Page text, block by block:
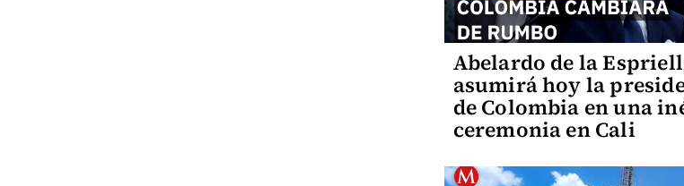
Abelardo de la
asumirá hoy la
de Colombia en una
ceremonia en Cali